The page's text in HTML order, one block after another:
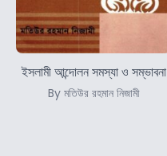
ইসলামী আন্দোলন সমস্যা ও সম্ভাবনা
By মতিউর রহমান নিজামী